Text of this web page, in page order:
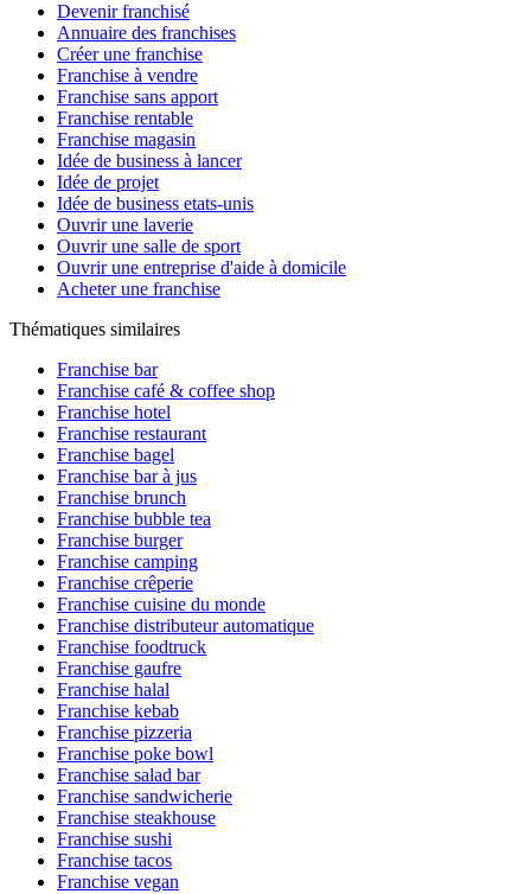
Devenir franchisé
Annuaire des franchises
Créer une franchise
Franchise à vendre
Franchise sans apport
Franchise rentable
Franchise magasin
Idée de business à lancer
Idée de projet
Idée de business etats-unis
Ouvrir une laverie
Ouvrir une salle de sport
Ouvrir une entreprise d'aide à domicile
Acheter une franchise
Thématiques similaires
Franchise bar
Franchise café & coffee shop
Franchise hotel
Franchise restaurant
Franchise bagel
Franchise bar à jus
Franchise brunch
Franchise bubble tea
Franchise burger
Franchise camping
Franchise crêperie
Franchise cuisine du monde
Franchise distributeur automatique
Franchise foodtruck
Franchise gaufre
Franchise halal
Franchise kebab
Franchise pizzeria
Franchise poke bowl
Franchise salad bar
Franchise sandwicherie
Franchise steakhouse
Franchise sushi
Franchise tacos
Franchise vegan